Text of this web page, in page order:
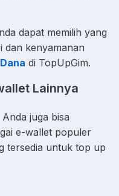
dapat memilih yang
dan kenyamanan
di TopUpGim.
Lainnya
juga bisa
e-wallet populer
tersedia untuk top up